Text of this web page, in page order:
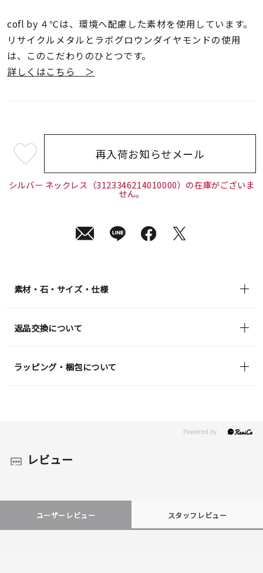
在庫 在庫ありのみ すべて表示
cofl by ４℃は、環境へ配慮した素材を使用しています。
リサイクルメタルとラボグロウンダイヤモンドの使用
は、このこだわりのひとつです。
詳しくはこちら ＞
¥22,000 (tax
in)
再入荷お知らせメール
シルバー ネックレス（3123346214010000）の在庫がございま
せん。
素材・石・サイズ・仕様
返品交換について
ラッピング・梱包について
レビュー
ユーザーレビュー スタッフレビュー